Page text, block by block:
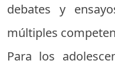
debates y
múltiples
Para los